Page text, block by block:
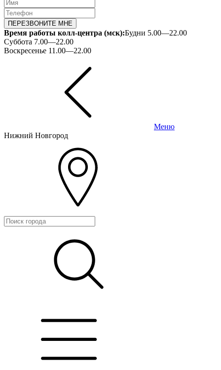
ПЕРЕЗВОНИТЕ МНЕ
Время работы колл-центра (мск):Будни 5.00—22.00
Суббота 7.00—22.00
Воскресенье 11.00—22.00
Меню
Нижний Новгород